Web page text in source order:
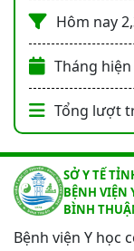
Hôm nay
Tháng
Tổng lượt
SỞ Y TẾ
BỆNH VIỆN
BÌNH
Bệnh viện Y học